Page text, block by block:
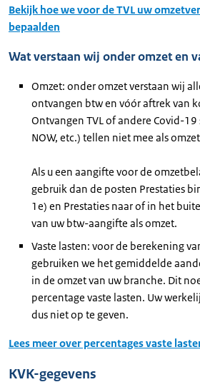
Bekijk hoe we voor de TVL uw
bepaalden
Wat verstaan wij onder omzet en
Omzet: onder omzet verstaan wij
ontvangen btw en vóór aftrek van
Ontvangen TVL of andere Covid-19
NOW, etc.) tellen niet mee als
Als u een aangifte voor de
gebruik dan de posten Prestaties
1e) en Prestaties naar of in het
van uw btw-aangifte als omzet.
Vaste lasten: voor de berekening
gebruiken we het gemiddelde
in de omzet van uw branche. Dit
percentage vaste lasten. Uw
dus niet op te geven.
Lees meer over percentages vaste
KVK-gegevens